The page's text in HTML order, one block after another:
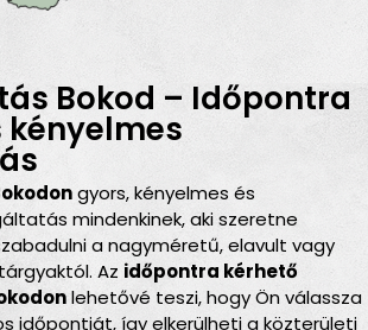
Bokod – Időpontra
kényelmes
gyors, kényelmes és
mindenkinek, aki szeretne
a nagyméretű, elavult vagy
Az időpontra kérhető
lehetővé teszi, hogy Ön válassza
időpontját, így elkerülheti a közterületi